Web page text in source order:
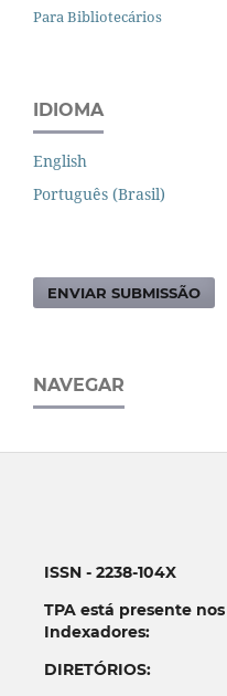
Para Bibliotecários
IDIOMA
English
Português (Brasil)
ENVIAR SUBMISSÃO
NAVEGAR
ISSN - 2238-104X
TPA está presente
Indexadores:
DIRETÓRIOS: